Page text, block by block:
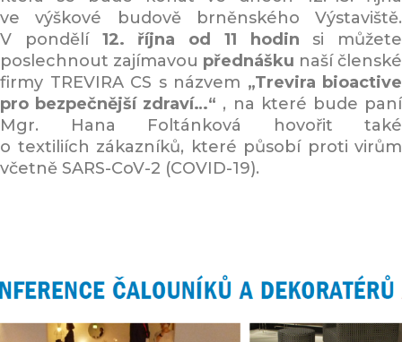
ve výškové budově brněnského Výstaviště.
V pondělí 12. října od 11 hodin si můžete
poslechnout zajímavou přednášku naší členské
firmy TREVIRA CS s názvem „Trevira bioactive
pro bezpečnější zdraví…“ , na které bude paní
Mgr. Hana Foltánková hovořit také
o textiliích zákazníků, které působí proti virům
včetně SARS-CoV-2 (COVID-19).